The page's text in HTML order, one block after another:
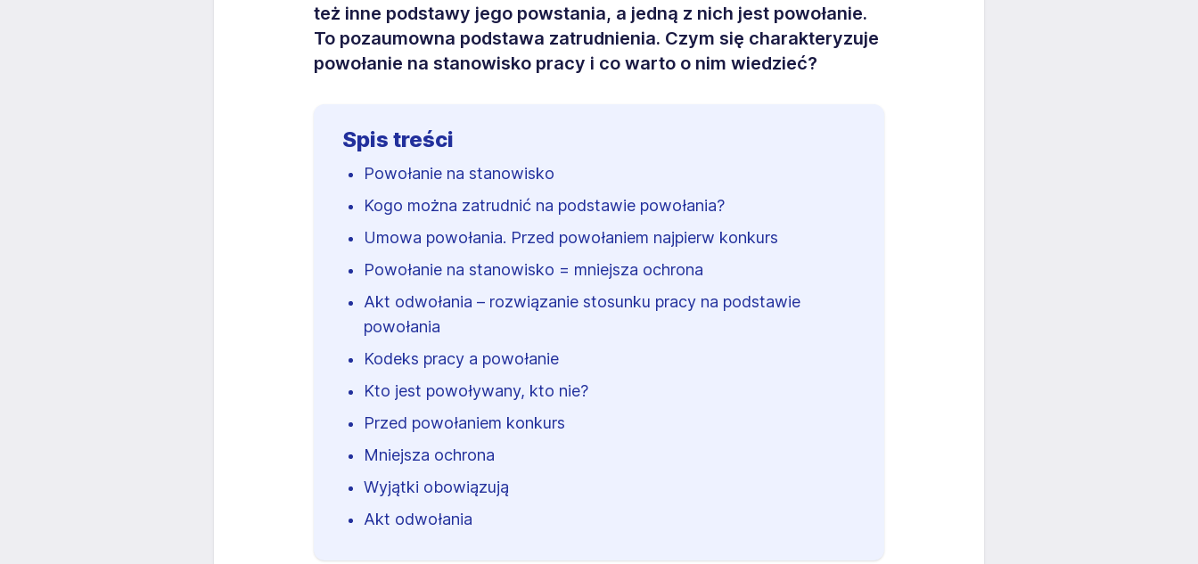
też inne podstawy jego powstania, a jedną z nich jest powołanie.
To pozaumowna podstawa zatrudnienia. Czym się charakteryzuje
powołanie na stanowisko pracy i co warto o nim wiedzieć?
Spis treści
Powołanie na stanowisko
Kogo można zatrudnić na podstawie powołania?
Umowa powołania. Przed powołaniem najpierw konkurs
Powołanie na stanowisko = mniejsza ochrona
Akt odwołania – rozwiązanie stosunku pracy na podstawie
powołania
Kodeks pracy a powołanie
Kto jest powoływany, kto nie?
Przed powołaniem konkurs
Mniejsza ochrona
Wyjątki obowiązują
Akt odwołania